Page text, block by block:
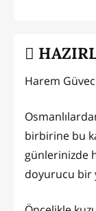
Harem
birbirine bu
günlerinizde
doyurucu bir